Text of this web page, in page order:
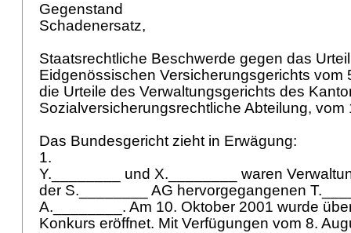
Gegenstand
Schadenersatz,
Staatsrechtliche Beschwerde gegen das
Eidgenössischen Versicherungsgerichts vom
die Urteile des Verwaltungsgerichts des
Sozialversicherungsrechtliche Abteilung,
Das Bundesgericht zieht in Erwägung:
1.
Y.________ und X.________ waren
der S.________ AG hervorgegangenen
A.________. Am 10. Oktober 2001 wurde
Konkurs eröffnet. Mit Verfügungen vom 8.